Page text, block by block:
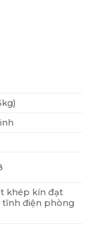
khép kín đạt
tĩnh điện phòng